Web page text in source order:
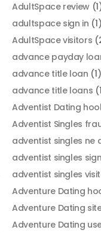
AdultSpace review
adultspace sign in (1)
AdultSpace visitors
advance payday
advance title loan (1)
advance title loans
Adventist Dating
Adventist Singles
adventist singles ne
adventist singles
adventist singles
Adventure Dating
Adventure Dating
Adventure Dating